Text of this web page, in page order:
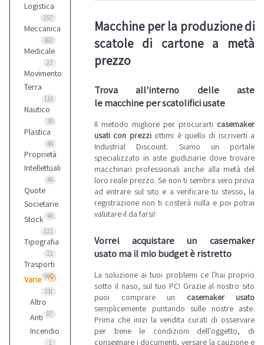
Logistica
157
Meccanica
382
Medicale
27
Movimento
Terra
110
Nautico
30
Plastica
46
Proprietà
Intellettuali
46
Quote
Societarie
46
Stock
121
Tipografia
21
Trasporti
660
Varie
331
Altro
87
Anti
Incendio
1
Macchine per la produzione di
scatole di cartone a metà
prezzo
Trova all'interno delle aste
le macchine per scatolifici usate
Il metodo migliore per procurarti casemaker
usati con prezziottimi è quello di iscriverti a
Industrial Discount. Siamo un portale
specializzato in aste giudiziarie dove trovare
macchinari professionali anche alla metà del
loro reale prezzo. Se non ti sembra vero prova
ad entrare sul sito e a verificare tu stesso, la
registrazione non ti costerà nulla e poi potrai
valutare il da farsi!
Vorrei acquistare un casemaker
usato ma il mio budget è ristretto
La soluzione ai tuoi problemi ce l'hai proprio
sotto il naso, sul tuo PC! Grazie al nostro sito
puoi comprare un casemaker usato
semplicemente puntando sulle nostre aste.
Prima che inizi la vendita curati di osservare
per bene le condizioni dell'oggetto, di
consegnare i documenti, versare la cauzione e